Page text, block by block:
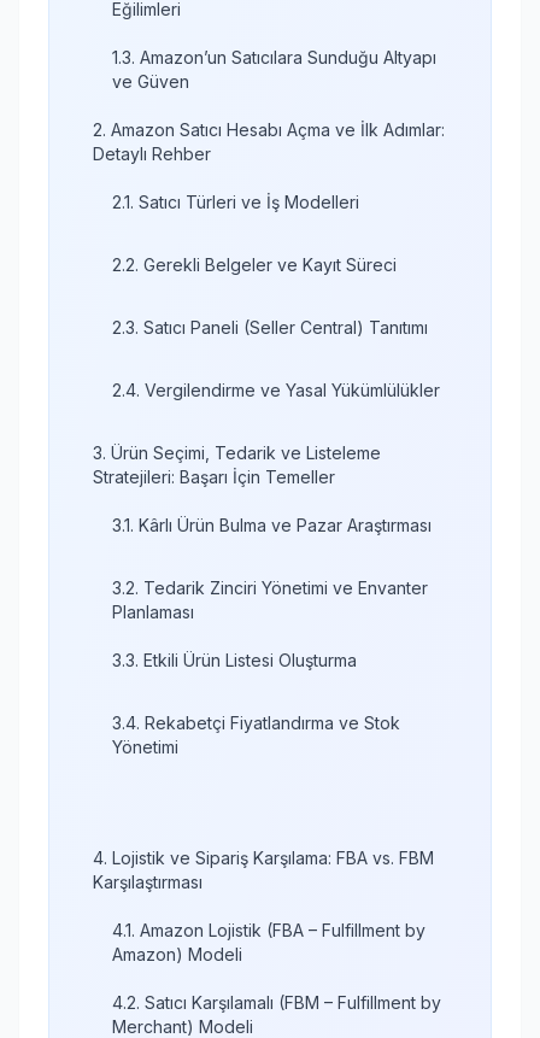
Eğilimleri
1.3. Amazon’un Satıcılara Sunduğu Altyapı
ve Güven
2. Amazon Satıcı Hesabı Açma ve İlk Adımlar:
Detaylı Rehber
2.1. Satıcı Türleri ve İş Modelleri
2.2. Gerekli Belgeler ve Kayıt Süreci
2.3. Satıcı Paneli (Seller Central) Tanıtımı
2.4. Vergilendirme ve Yasal Yükümlülükler
3. Ürün Seçimi, Tedarik ve Listeleme
Stratejileri: Başarı İçin Temeller
3.1. Kârlı Ürün Bulma ve Pazar Araştırması
3.2. Tedarik Zinciri Yönetimi ve Envanter
Planlaması
3.3. Etkili Ürün Listesi Oluşturma
3.4. Rekabetçi Fiyatlandırma ve Stok
Yönetimi
4. Lojistik ve Sipariş Karşılama: FBA vs. FBM
Karşılaştırması
4.1. Amazon Lojistik (FBA – Fulfillment by
Amazon) Modeli
4.2. Satıcı Karşılamalı (FBM – Fulfillment by
Merchant) Modeli